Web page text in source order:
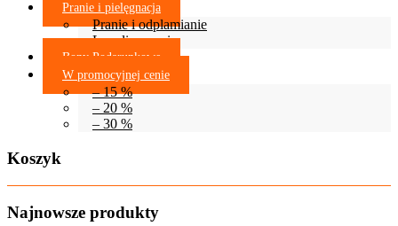
Pranie i pielęgnacja
Pranie i odplamianie
Lanolinowanie
Bony Podarunkowe
W promocyjnej cenie
– 15 %
– 20 %
– 30 %
Koszyk
Najnowsze produkty